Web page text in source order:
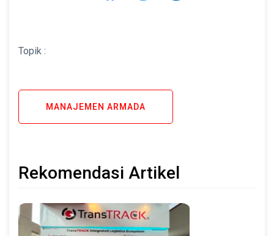
Topik :
MANAJEMEN ARMADA
Rekomendasi Artikel